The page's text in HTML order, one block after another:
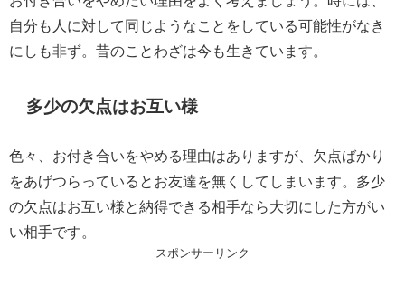
自分も人に対して同じようなことをしている可能性がなき
にしも非ず。昔のことわざは今も生きています。
多少の欠点はお互い様
色々、お付き合いをやめる理由はありますが、欠点ばかり
をあげつらっているとお友達を無くしてしまいます。多少
の欠点はお互い様と納得できる相手なら大切にした方がい
い相手です。
スポンサーリンク